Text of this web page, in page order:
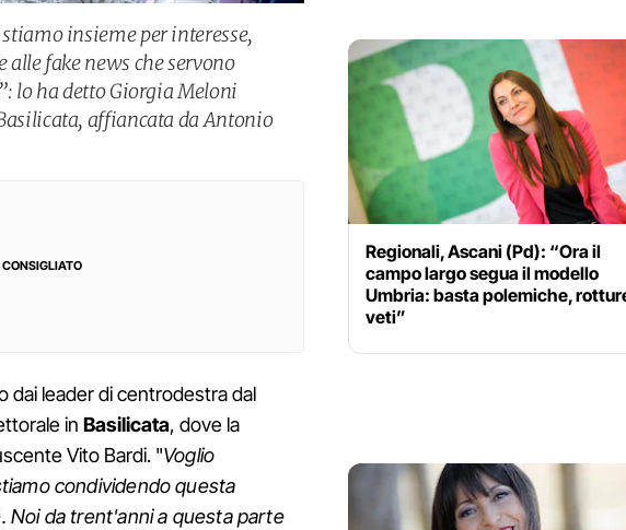
insieme per interesse,
fake news che servono
lo ha detto Giorgia Meloni
affiancata da Antonio
CONSIGLIATO
dai leader di centrodestra dal
in Basilicata, dove la
Vito Bardi. "Voglio
condividendo questa
Noi da trent'anni a questa parte
Regionali, Ascani (Pd): “Ora il
campo largo segua il modello
Umbria: basta polemiche,
veti”